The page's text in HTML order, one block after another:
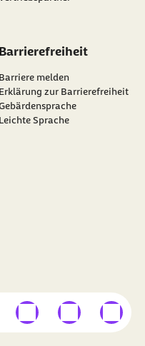
Barrierefreiheit
Barriere melden
Erklärung zur Barrierefreiheit
Leichte Sprache
auf
Link
externer Linkexterner Link